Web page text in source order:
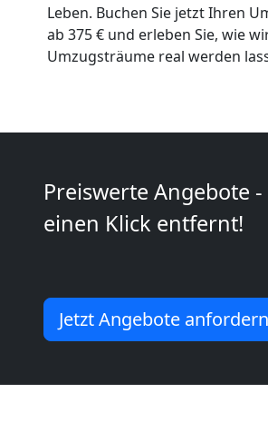
Leben. Buchen Sie jetzt Ihren
ab 375 € und erleben Sie, wie
Umzugsträume real werden
Preiswerte Angebote
einen Klick entfernt!
Jetzt Angebote anfordern
Wolfsberg
Mann
LKW